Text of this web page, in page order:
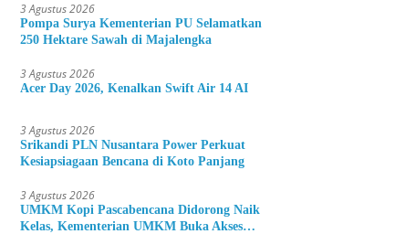
3 Agustus 2026
Pompa Surya Kementerian PU Selamatkan
250 Hektare Sawah di Majalengka
3 Agustus 2026
Acer Day 2026, Kenalkan Swift Air 14 AI
3 Agustus 2026
Srikandi PLN Nusantara Power Perkuat
Kesiapsiagaan Bencana di Koto Panjang
3 Agustus 2026
UMKM Kopi Pascabencana Didorong Naik
Kelas, Kementerian UMKM Buka Akses